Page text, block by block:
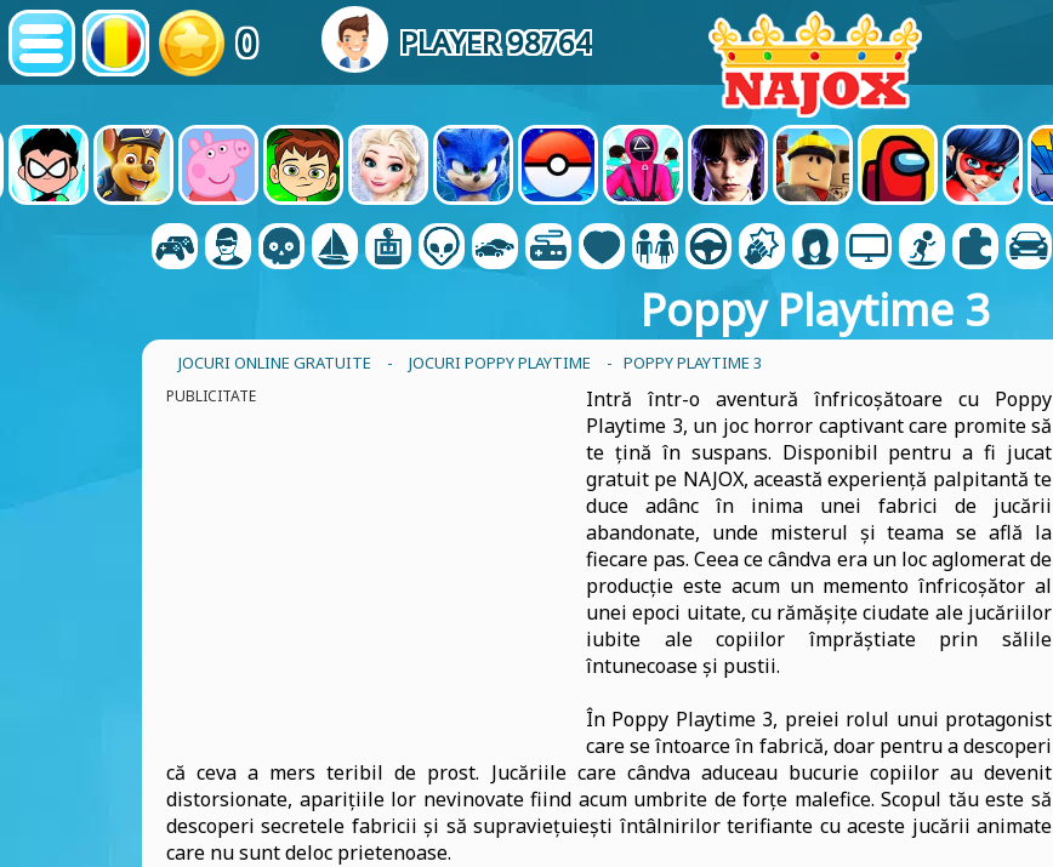
0 PLAYER 98764
Poppy Playtime 3
JOCURI ONLINE GRATUITE - JOCURI POPPY PLAYTIME - POPPY PLAYTIME 3
PUBLICITATE
Intră într-o aventură înfricoșătoare cu Poppy
Playtime 3, un joc horror captivant care promite să
te țină în suspans. Disponibil pentru a fi jucat
gratuit pe NAJOX, această experiență palpitantă te
duce adânc în inima unei fabrici de jucării
abandonate, unde misterul și teama se află la
fiecare pas. Ceea ce cândva era un loc aglomerat de
producție este acum un memento înfricoșător al
unei epoci uitate, cu rămășițe ciudate ale jucăriilor
iubite ale copiilor împrăștiate prin sălile
întunecoase și pustii.
În Poppy Playtime 3, preiei rolul unui protagonist
care se întoarce în fabrică, doar pentru a descoperi
că ceva a mers teribil de prost. Jucăriile care cândva aduceau bucurie copiilor au devenit
distorsionate, aparițiile lor nevinovate fiind acum umbrite de forțe malefice. Scopul tău este să
descoperi secretele fabricii și să supraviețuiești întâlnirilor terifiante cu aceste jucării animate
care nu sunt deloc prietenoase.